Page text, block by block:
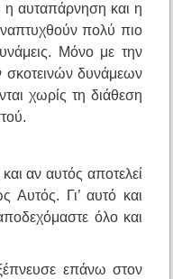
η αυταπάρνηση και η
πολύ πιο
Μόνο με την
σκοτεινών δυνάμεων
χωρίς τη διάθεση
αν αυτός αποτελεί
Γι’ αυτό και
όλο και
επάνω στον